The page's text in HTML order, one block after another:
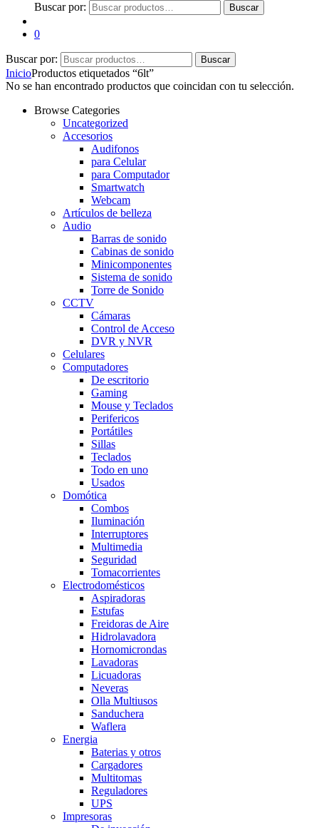
Buscar por:
Buscar
0
Buscar por: Buscar
InicioProductos etiquetados “6lt”
No se han encontrado productos que coincidan con tu selección.
Browse Categories
Uncategorized
Accesorios
Audifonos
para Celular
para Computador
Smartwatch
Webcam
Artículos de belleza
Audio
Barras de sonido
Cabinas de sonido
Minicomponentes
Sistema de sonido
Torre de Sonido
CCTV
Cámaras
Control de Acceso
DVR y NVR
Celulares
Computadores
De escritorio
Gaming
Mouse y Teclados
Perifericos
Portátiles
Sillas
Teclados
Todo en uno
Usados
Domótica
Combos
Iluminación
Interruptores
Multimedia
Seguridad
Tomacorrientes
Electrodomésticos
Aspiradoras
Estufas
Freidoras de Aire
Hidrolavadora
Hornomicrondas
Lavadoras
Licuadoras
Neveras
Olla Multiusos
Sanduchera
Waflera
Energia
Baterias y otros
Cargadores
Multitomas
Reguladores
UPS
Impresoras